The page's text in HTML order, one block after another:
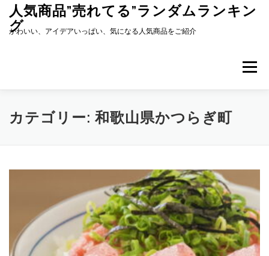
キ
人気商品”売れてる”ランダムランキン
グ
かわいい、アイデアいっぱい、気になる人気商品をご紹介
メニュー
カテゴリー: 和歌山県かつらぎ町